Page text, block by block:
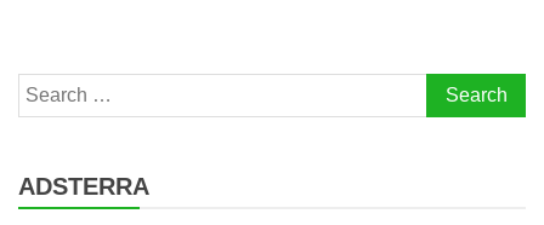
Search
for:
ADSTERRA